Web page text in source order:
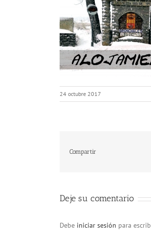
24 octubre 2017
Compartir
Deje su comentario
Debe iniciar sesión para